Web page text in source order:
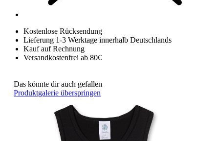
Kostenlose Rücksendung
Lieferung 1-3 Werktage innerhalb Deutschlands
Kauf auf Rechnung
Versandkostenfrei ab 80€
Das könnte dir auch gefallen
Produktgalerie überspringen